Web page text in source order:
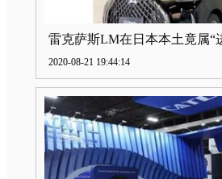
2020-08-21 19:44:14